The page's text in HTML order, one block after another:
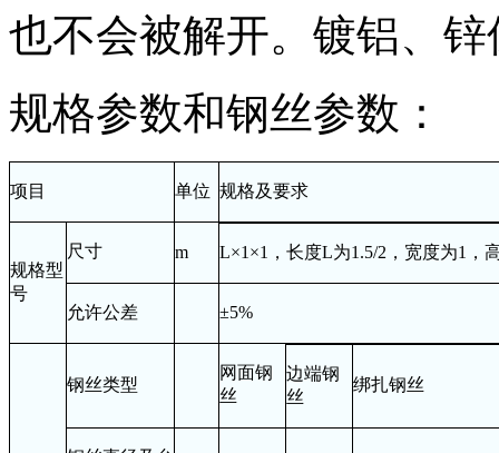
也不会被解开。镀铝、
规格参数和钢丝参数：
项目 单位 规格及要求
规格型
号
尺寸 m L×1 ×1 ，长度L为1.5/2 ，宽度为1 ，
允许公差 ±5%
钢丝类型
网面钢
丝
边端钢
丝
绑扎钢丝